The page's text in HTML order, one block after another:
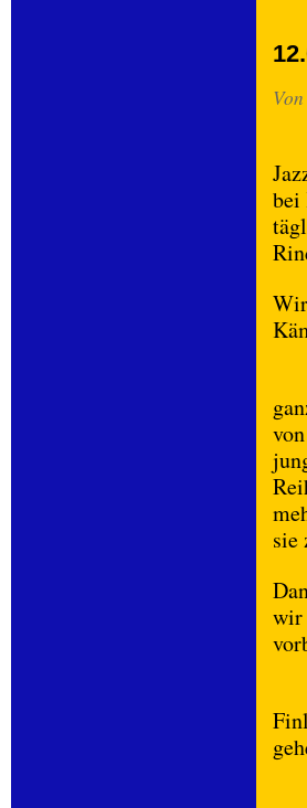
Von
bei
sie
wir